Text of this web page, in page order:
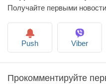
Получайте первыми
Push Viber
Прокомментируйте